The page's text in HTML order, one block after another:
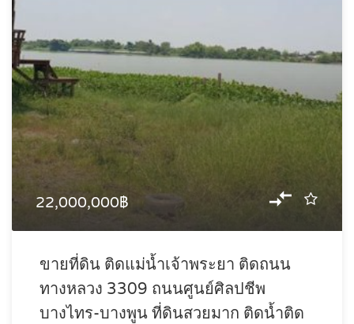
22,000,000฿
ขายที่ดิน ติดแม่น้ำเจ้าพระยา ติดถนน
ทางหลวง 3309 ถนนศูนย์ศิลปชีพ
บางไทร-บางพูน ที่ดินสวยมาก ติดน้ำติด